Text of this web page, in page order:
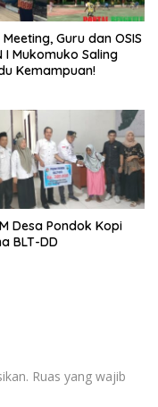
Meeting, Guru dan OSIS
I Mukomuko Saling
Kemampuan!
Desa Pondok Kopi
BLT-DD
Ruas yang wajib